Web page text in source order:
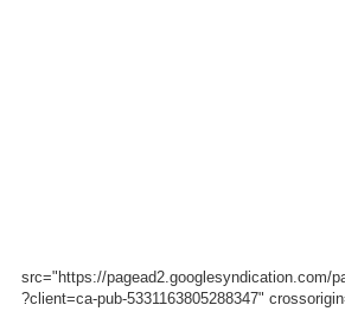
src="https://pagead2.googlesyndication.com/
?client=ca-pub-5331163805288347"